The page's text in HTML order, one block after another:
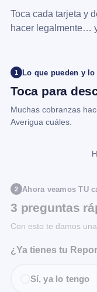
Toca cada tarjeta y
hacer legalmente…
1 Lo que pueden y lo
Toca para
Muchas cobranzas
Averigua cuáles.
2 Ahora veamos TU
3 preguntas
Con esto te damos
¿Ya tienes tu
Sí, ya lo tengo